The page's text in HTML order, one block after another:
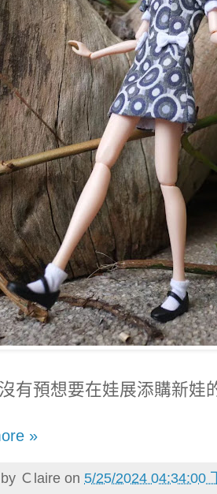
有預想要在娃展添購新娃
»
Ｃlaire on 5/25/2024 04:34:00